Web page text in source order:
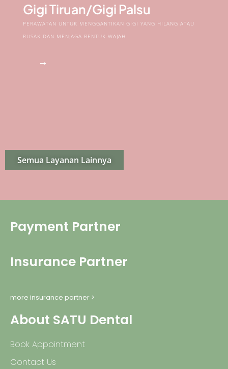
Gigi Tiruan/Gigi Palsu
PERAWATAN UNTUK MENGGANTIKAN GIGI YANG HILANG ATAU
RUSAK DAN MENJAGA BENTUK WAJAH
→
Semua Layanan Lainnya
Payment Partner
Insurance Partner
more insurance partner >
About SATU Dental
Book Appointment
Contact Us